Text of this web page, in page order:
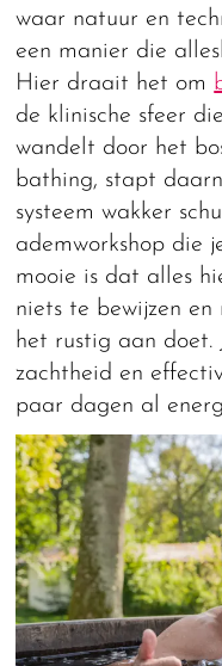
waar natuur en
een manier die
Hier draait het om
de klinische sfeer
wandelt door het
bathing, stapt
systeem wakker
ademworkshop die
mooie is dat alles
niets te bewijzen
het rustig aan doet.
zachtheid en
paar dagen al